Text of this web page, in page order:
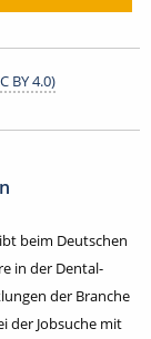
BY 4.0)
beim Deutschen
in der Dental-
der Branche
der Jobsuche mit